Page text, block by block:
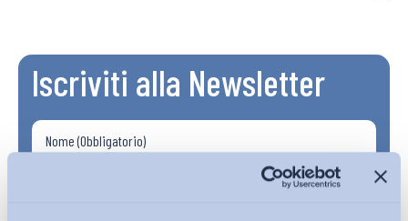
Iscriviti alla Newsletter